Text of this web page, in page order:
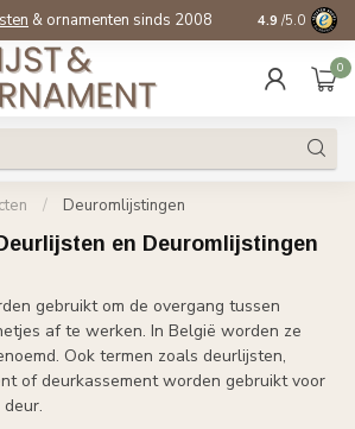
& ornamenten sinds 2008 4.9 /5.0
0
/ Deuromlijstingen
en Deuromlijstingen
gebruikt om de overgang tussen
af te werken. In België worden ze
Ook termen zoals deurlijsten,
of deurkassement worden gebruikt voor